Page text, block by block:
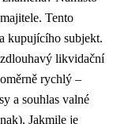
Tento
kupujícího subjekt.
likvidační
rychlý –
a souhlas valné
Jakmile je